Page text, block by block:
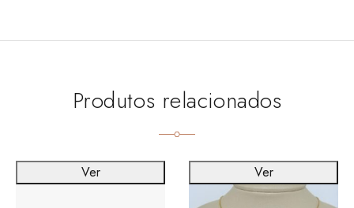
Produtos relacionados
Ver Ver